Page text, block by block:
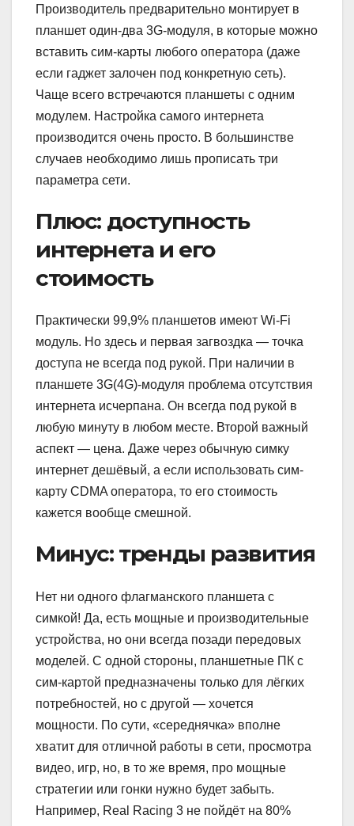
Производитель предварительно монтирует в
планшет один-два 3G-модуля, в которые можно
вставить сим-карты любого оператора (даже
если гаджет залочен под конкретную сеть).
Чаще всего встречаются планшеты с одним
модулем. Настройка самого интернета
производится очень просто. В большинстве
случаев необходимо лишь прописать три
параметра сети.
Плюс: доступность
интернета и его
стоимость
Практически 99,9% планшетов имеют Wi-Fi
модуль. Но здесь и первая загвоздка — точка
доступа не всегда под рукой. При наличии в
планшете 3G(4G)-модуля проблема отсутствия
интернета исчерпана. Он всегда под рукой в
любую минуту в любом месте. Второй важный
аспект — цена. Даже через обычную симку
интернет дешёвый, а если использовать сим-
карту CDMA оператора, то его стоимость
кажется вообще смешной.
Минус: тренды развития
Нет ни одного флагманского планшета с
симкой! Да, есть мощные и производительные
устройства, но они всегда позади передовых
моделей. С одной стороны, планшетные ПК с
сим-картой предназначены только для лёгких
потребностей, но с другой — хочется
мощности. По сути, «середнячка» вполне
хватит для отличной работы в сети, просмотра
видео, игр, но, в то же время, про мощные
стратегии или гонки нужно будет забыть.
Например, Real Racing 3 не пойдёт на 80%